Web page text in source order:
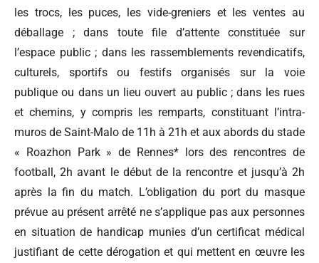
les trocs, les puces, les vide-greniers et les ventes au
déballage ; dans toute file d’attente constituée sur
l’espace public ; dans les rassemblements revendicatifs,
culturels, sportifs ou festifs organisés sur la voie
publique ou dans un lieu ouvert au public ; dans les rues
et chemins, y compris les remparts, constituant l’intra-
muros de Saint-Malo de 11h à 21h et aux abords du stade
« Roazhon Park » de Rennes* lors des rencontres de
football, 2h avant le début de la rencontre et jusqu’à 2h
après la fin du match. L’obligation du port du masque
prévue au présent arrêté ne s’applique pas aux personnes
en situation de handicap munies d’un certificat médical
justifiant de cette dérogation et qui mettent en œuvre les